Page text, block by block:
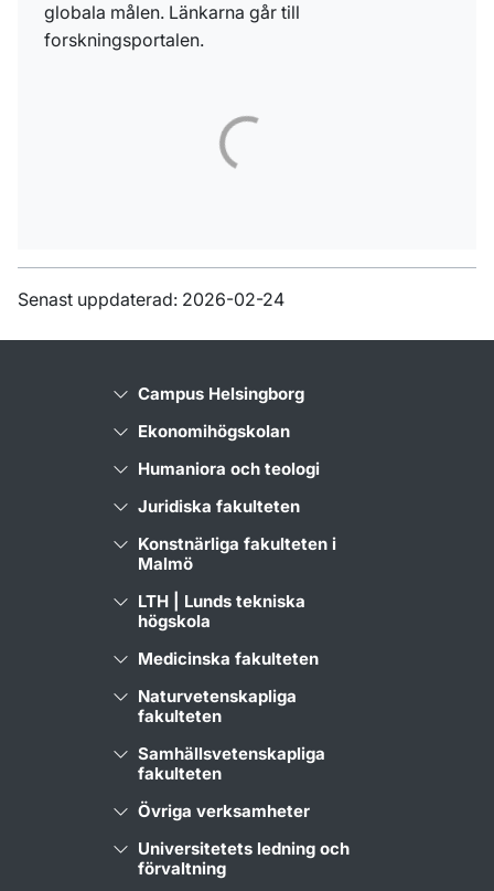
globala målen. Länkarna går till
forskningsportalen.
Senast uppdaterad: 2026-02-24
Campus Helsingborg
Ekonomihögskolan
Humaniora och teologi
Juridiska fakulteten
Konstnärliga fakulteten i
Malmö
LTH | Lunds tekniska
högskola
Medicinska fakulteten
Naturvetenskapliga
fakulteten
Samhällsvetenskapliga
fakulteten
Övriga verksamheter
Universitetets ledning och
förvaltning